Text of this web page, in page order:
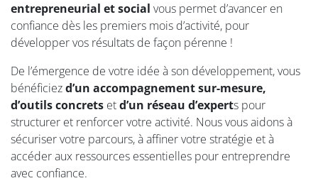
entrepreneurial et social vous permet d’avancer en
confiance dès les premiers mois d’activité, pour
développer vos résultats de façon pérenne !
De l’émergence de votre idée à son développement, vous
bénéficiezd’un accompagnement sur-mesure,
d’outils concrets etd’un réseau d’experts pour
structurer et renforcer votre activité. Nous vous aidons à
sécuriser votre parcours, à affiner votre stratégie et à
accéder aux ressources essentielles pour entreprendre
avec confiance.